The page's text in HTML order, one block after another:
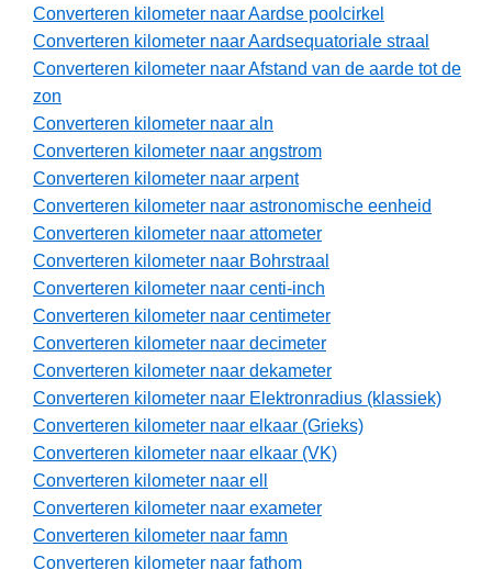
Converteren kilometer naar Aardse poolcirkel
Converteren kilometer naar Aardsequatoriale straal
Converteren kilometer naar Afstand van de aarde tot de
zon
Converteren kilometer naar aln
Converteren kilometer naar angstrom
Converteren kilometer naar arpent
Converteren kilometer naar astronomische eenheid
Converteren kilometer naar attometer
Converteren kilometer naar Bohrstraal
Converteren kilometer naar centi-inch
Converteren kilometer naar centimeter
Converteren kilometer naar decimeter
Converteren kilometer naar dekameter
Converteren kilometer naar Elektronradius (klassiek)
Converteren kilometer naar elkaar (Grieks)
Converteren kilometer naar elkaar (VK)
Converteren kilometer naar ell
Converteren kilometer naar exameter
Converteren kilometer naar famn
Converteren kilometer naar fathom